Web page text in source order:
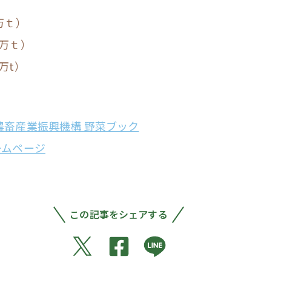
）
）
t）
産業振興機構 野菜ブック
ページ
この記事をシェアする